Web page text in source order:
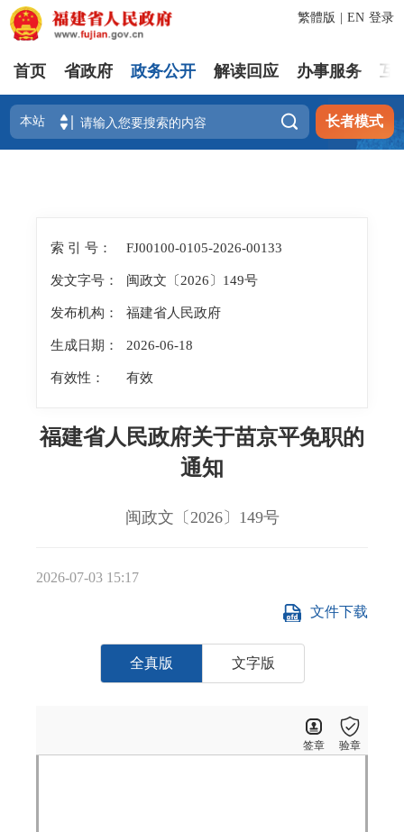
登录
繁體版 EN
首页 省政府 政务公开 解读回应 办事服务 互
 长者模式
索 引 号： FJ00100-0105-2026-00133
发文字号： 闽政文〔2026〕149号
发布机构： 福建省人民政府
生成日期： 2026-06-18
有效性： 有效
福建省人民政府关于苗京平免职的
通知
闽政文〔2026〕149号
2026-07-03 15:17
全真版 文字版
文件下载